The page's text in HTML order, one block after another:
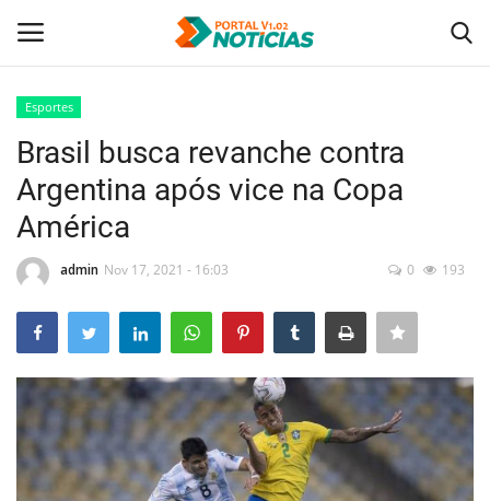
Home
Politica
Entretenimento
Economia
Esportes
Brasil busca revanche contra
Argentina após vice na Copa
América
admin Nov 17, 2021 - 16:03 0 193